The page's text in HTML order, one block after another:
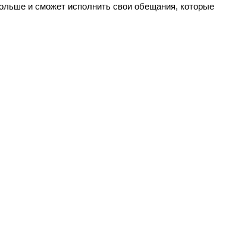
и сможет исполнить свои обещания, которые